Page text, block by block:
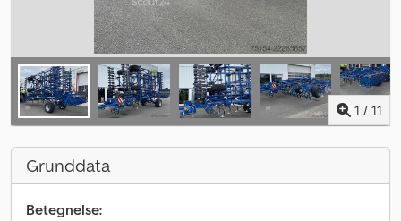
1 / 11
Grunddata
Betegnelse: